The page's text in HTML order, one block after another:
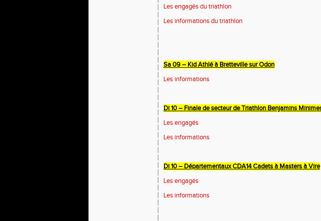
Les engagés du triathlon
Les informations du triathlon
Sa 09 – Kid Athlé à Bretteville sur Odon
Les informations
Di 10 – Finale de secteur de Triathlon Benjamins
Les engagés
Les informations
Di 10 – Départementaux CDA14 Cadets à Masters à Vire
Les engagés
Les informations